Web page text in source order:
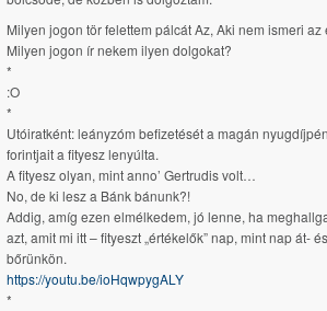
Milyen jogon tör felettem pálcát Az, Aki nem ismeri az
Milyen jogon ír nekem ilyen dolgokat?
*
:O
*
Utóiratként: leányzóm befizetését a magán
forintjait a fityesz lenyúlta.
A fityesz olyan, mint anno’ Gertrudis volt…
No, de ki lesz a Bánk bánunk?!
Addig, amíg ezen elmélkedem, jó lenne, ha
azt, amit mi itt – fityeszt „értékelők” nap, mint nap át-
bőrünkön.
https://youtu.be/ioHqwpygALY
*